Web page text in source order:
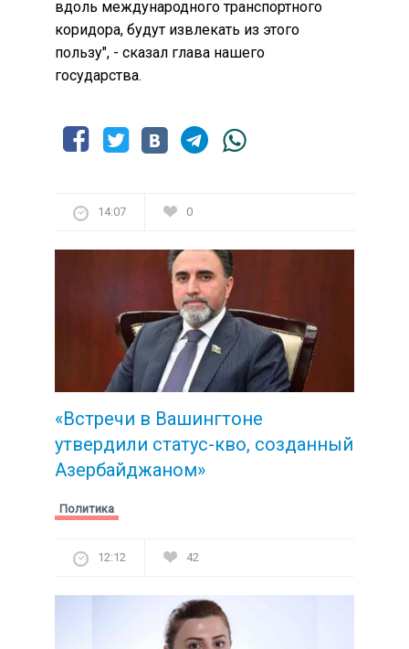
вдоль международного транспортного
коридора, будут извлекать из этого
пользу", - сказал глава нашего
государства.
14:07 0
«Встречи в Вашингтоне
утвердили статус-кво, созданный
Азербайджаном»
Политика
12:12 42